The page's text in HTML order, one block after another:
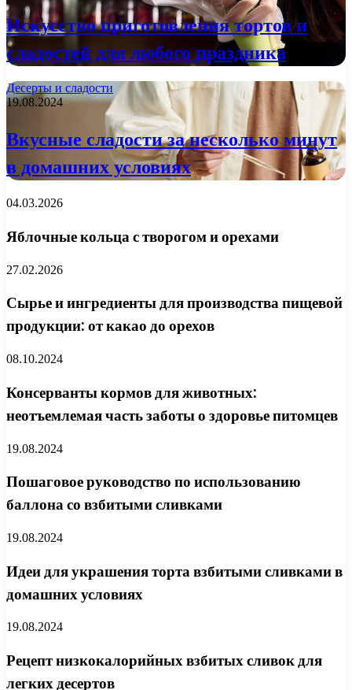
Искусство приготовления тортов и
сладостей для любого праздника
Десерты и сладости
19.08.2024
Вкусные сладости за несколько минут
в домашних условиях
04.03.2026
Яблочные кольца с творогом и орехами
27.02.2026
Сырье и ингредиенты для производства пищевой
продукции: от какао до орехов
08.10.2024
Консерванты кормов для животных:
неотъемлемая часть заботы о здоровье питомцев
19.08.2024
Пошаговое руководство по использованию
баллона со взбитыми сливками
19.08.2024
Идеи для украшения торта взбитыми сливками в
домашних условиях
19.08.2024
Рецепт низкокалорийных взбитых сливок для
легких десертов